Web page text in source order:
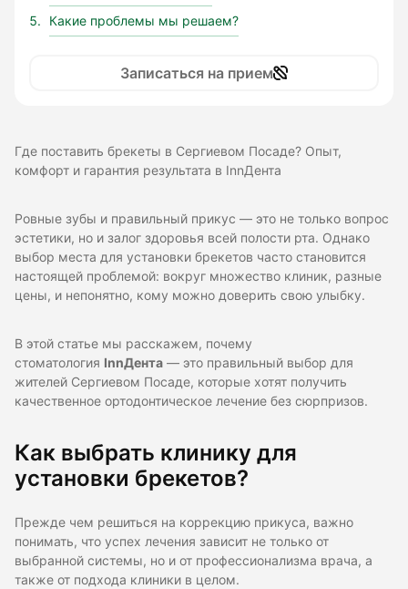
Какие проблемы мы решаем?
Записаться на прием
Где поставить брекеты в Сергиевом Посаде? Опыт,
комфорт и гарантия результата в InnДента
Ровные зубы и правильный прикус — это не только вопрос
эстетики, но и залог здоровья всей полости рта. Однако
выбор места для установки брекетов часто становится
настоящей проблемой: вокруг множество клиник, разные
цены, и непонятно, кому можно доверить свою улыбку.
В этой статье мы расскажем, почему
стоматология InnДента — это правильный выбор для
жителей Сергиевом Посаде, которые хотят получить
качественное ортодонтическое лечение без сюрпризов.
Как выбрать клинику для
установки брекетов?
Прежде чем решиться на коррекцию прикуса, важно
понимать, что успех лечения зависит не только от
выбранной системы, но и от профессионализма врача, а
также от подхода клиники в целом.